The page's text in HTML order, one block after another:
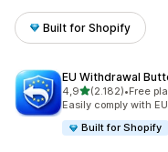
Built for Shopify
EU Withdrawal
4,9de 5 estrelas
(2.182)
2182 avaliações ao
•Free
Easily comply with
Built for Shopify